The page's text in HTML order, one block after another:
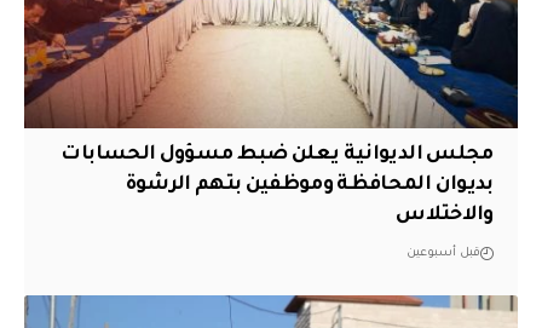
مجلس الديوانية يعلن ضبط مسؤول الحسابات
بديوان المحافظة وموظفين بتهم الرشوة
والاختلاس
قبل أسبوعين